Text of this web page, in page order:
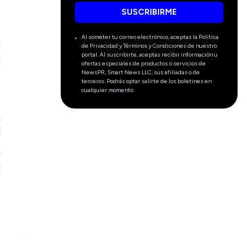
SUSCRIBIRME
Al someter tu correo electrónico, aceptas la Política
de Privacidad y Términos y Condiciones de nuestro
portal. Al suscribirte, aceptas recibir información u
ofertas especiales de productos o servicios de
NewsPR, Smart News LLC, sus afiliadas o de
terceros. Podrás optar salirte de los boletines en
cualquier momento.